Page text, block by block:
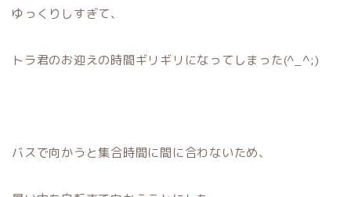
ゆっくりしすぎて、
トラ君のお迎えの時間ギリギリになってしまった(^_^;)
バスで向かうと集合時間に間に合わないため、